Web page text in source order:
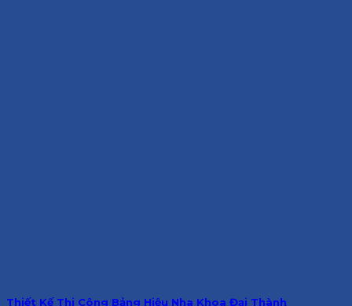
Thiết Kế Thi Công Bảng Hiệu Nha Khoa Đại Thành